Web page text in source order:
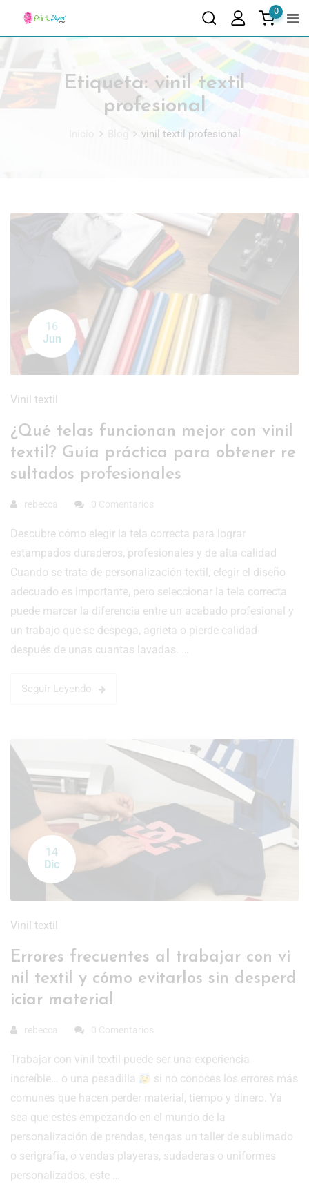
0
Etiqueta: vinil textil
profesional
vinil textil profesional
16
Jun
Vinil textil
¿Qué telas funcionan mejor con vinil
textil? Guía práctica para obtener re
sultados profesionales
rebecca 0 Comentarios
Descubre cómo elegir la tela correcta para lograr
estampados duraderos, profesionales y de alta calidad
Cuando se trata de personalización textil, elegir el diseño
adecuado es importante, pero seleccionar la tela correcta
puede marcar la diferencia entre un acabado profesional y
un trabajo que se despega, agrieta o pierde calidad
después de unas cuantas lavadas. …
Seguir Leyendo
14
Dic
Vinil textil
Errores frecuentes al trabajar con vi
nil textil y cómo evitarlos sin desperd
iciar material
rebecca 0 Comentarios
Trabajar con vinil textil puede ser una experiencia
increíble… o una pesadilla
si no conoces los errores más
comunes que hacen perder material, tiempo y dinero. Ya
sea que estés empezando en el mundo de la
personalización de prendas, tengas un taller de sublimado
o serigrafía, o vendas playeras, sudaderas o uniformes
personalizados, este …